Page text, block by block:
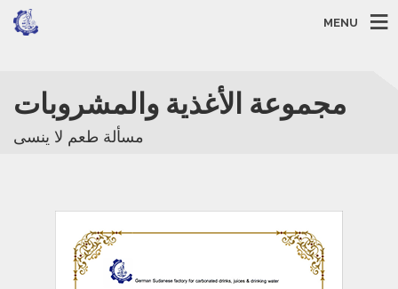
MENU
مجموعة الأغذية والمشروبات
مسألة طعم لا ينسى